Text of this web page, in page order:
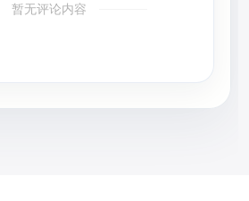
暂无评论内容